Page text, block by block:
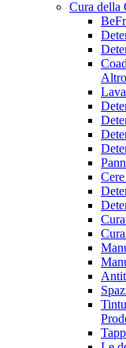
Cura della
Altro